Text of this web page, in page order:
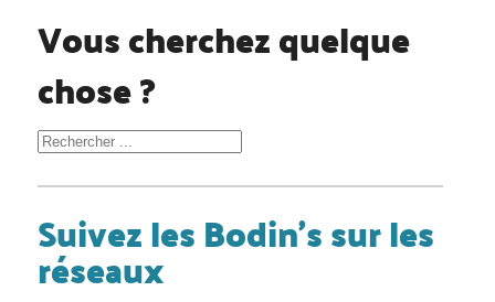
Vous cherchez quelque
chose ?
Rechercher
Suivez les Bodin's sur les
réseaux